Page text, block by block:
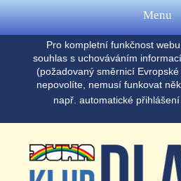
Pro kompletní funkčnost
souhlas s uchováváním
(požadovaný směrnicí
nepovolíte, nemusí funkovat
např. automatické přihlášení